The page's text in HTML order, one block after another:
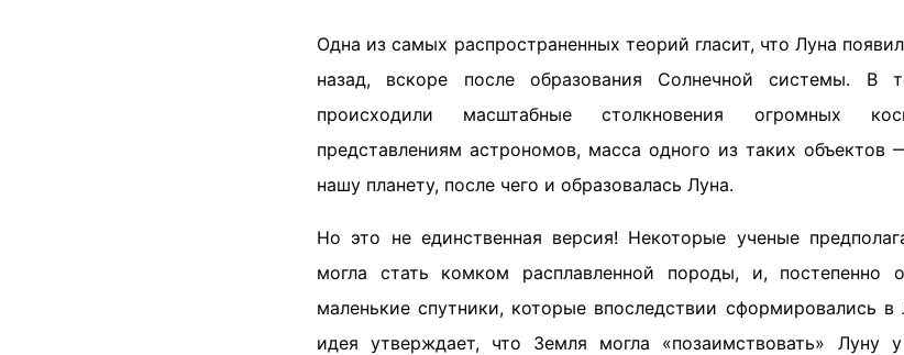
Одна из самых распространенных теорий гласит, что Луна
назад, вскоре после образования Солнечной системы.
происходили масштабные столкновения огромных
представлениям астрономов, масса одного из таких
нашу планету, после чего и образовалась Луна.
Но это не единственная версия! Некоторые ученые
могла стать комком расплавленной породы, и, постепенно
маленькие спутники, которые впоследствии сформировались в
идея утверждает, что Земля могла «позаимствовать»